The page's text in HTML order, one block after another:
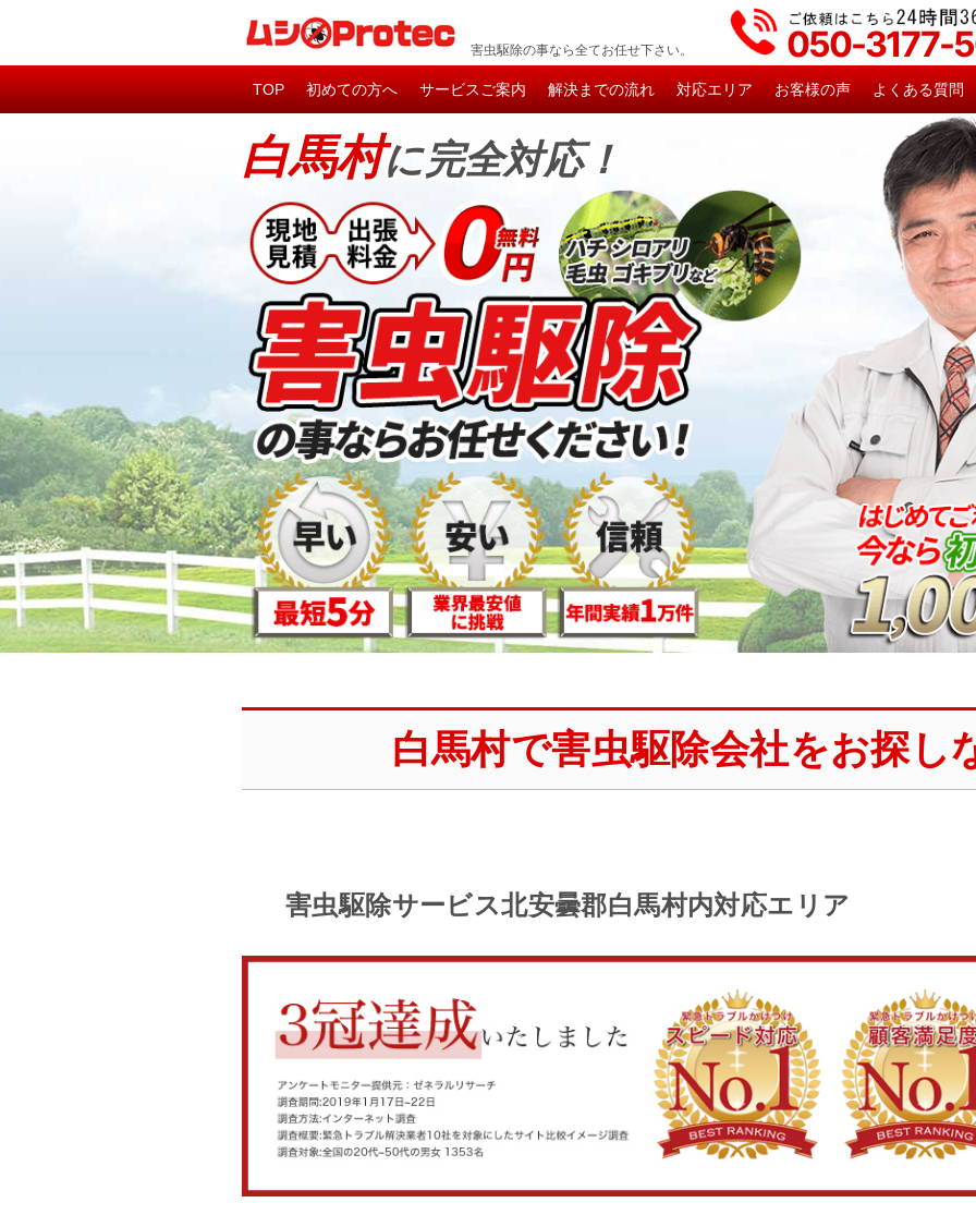
害虫駆除の事なら全てお任せ下さい。 050-3177-
TOP 初めての方へ サービスご案内 解決までの流れ 対応エリア お客様の声 よくある質問
白馬村に完全対応！
白馬村で害虫駆除会社をお探し
害虫駆除サービス北安曇郡白馬村内対応エリア